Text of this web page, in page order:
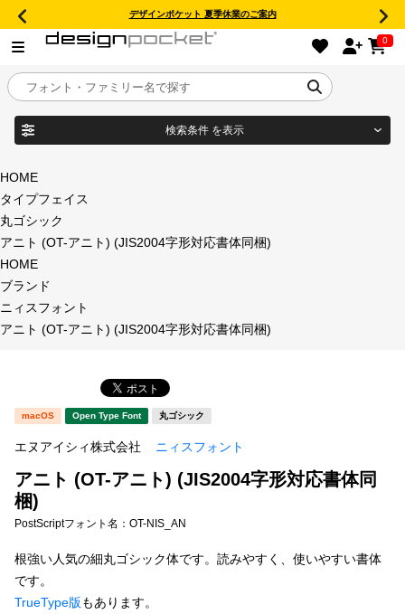
デザインポケット 夏季休業のご案内
0
目的別フォントガイド
特集
おすすめ
年間ライセンス商品
新着一覧
カート
お気に入り
検索条件 を表示
商品名
タイプフェイス
明朝体
教科書体
草書体 勘亭流
江戸文字
HOME
タイプフェイス
丸ゴシック
アニト (OT-アニト) (JIS2004字形対応書体同梱)
HOME
ブランド
ニィスフォント
アニト (OT-アニト) (JIS2004字形対応書体同梱)
macOS Open Type Font 丸ゴシック
エヌアイシィ株式会社 ニィスフォント
アニト (OT-アニト) (JIS2004字形対応書体同
梱)
PostScriptフォント名： OT-NIS_AN
根強い人気の細丸ゴシック体です。読みやすく、使いやすい書体
です。
TrueType版もあります。